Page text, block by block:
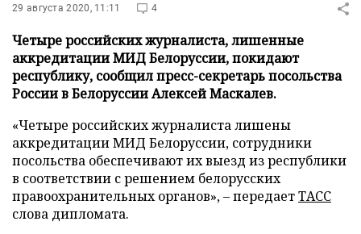
29 августа 2020, 11:11 4
Четыре российских журналиста, лишенные
аккредитации МИД Белоруссии, покидают
республику, сообщил пресс-секретарь посольства
России в Белоруссии Алексей Маскалев.
«Четыре российских журналиста лишены
аккредитации МИД Белоруссии, сотрудники
посольства обеспечивают их выезд из республики
в соответствии с решением белорусских
правоохранительных органов», – передаетТАСС
слова дипломата.